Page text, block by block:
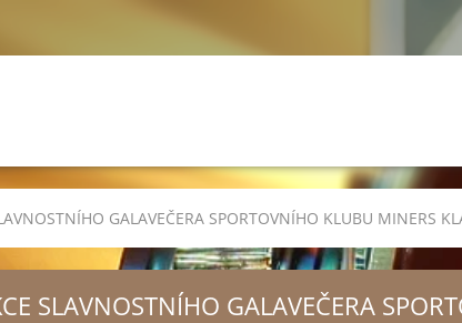
GALAVEČERA SPORTOVNÍHO KLUBU MINERS
SLAVNOSTNÍHO GALAVEČERA